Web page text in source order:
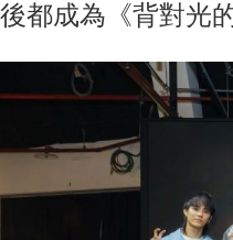
後都成為《背對光